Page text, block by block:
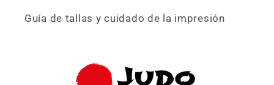
Guía de tallas y cuidado de la impresión